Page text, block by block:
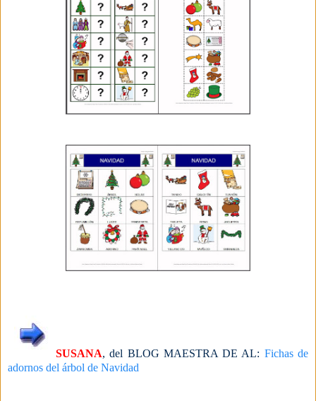
SUSANA, del BLOG MAESTRA DE AL: Fichas de
adornos del árbol de Navidad